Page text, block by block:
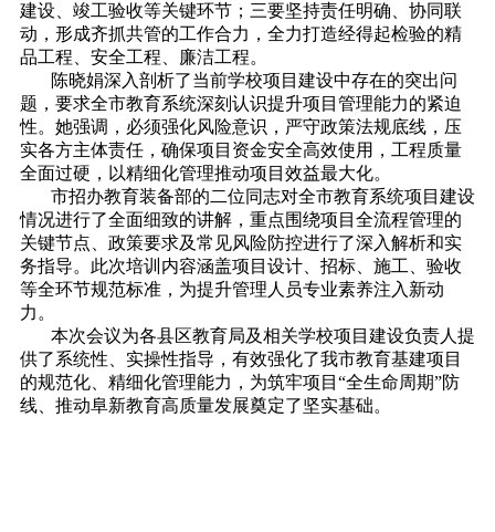
建设、竣工验收等关键环节；三要坚持责任明确、协同联
动，形成齐抓共管的工作合力，全力打造经得起检验的精
品工程、安全工程、廉洁工程。
陈晓娟深入剖析了当前学校项目建设中存在的突出问
题，要求全市教育系统深刻认识提升项目管理能力的紧迫
性。她强调，必须强化风险意识，严守政策法规底线，压
实各方主体责任，确保项目资金安全高效使用，工程质量
全面过硬，以精细化管理推动项目效益最大化。
市招办教育装备部的二位同志对全市教育系统项目建设
情况进行了全面细致的讲解，重点围绕项目全流程管理的
关键节点、政策要求及常见风险防控进行了深入解析和实
务指导。此次培训内容涵盖项目设计、招标、施工、验收
等全环节规范标准，为提升管理人员专业素养注入新动
力。
本次会议为各县区教育局及相关学校项目建设负责人提
供了系统性、实操性指导，有效强化了我市教育基建项目
的规范化、精细化管理能力，为筑牢项目“全生命周期”防
线、推动阜新教育高质量发展奠定了坚实基础。